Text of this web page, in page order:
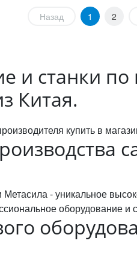
Назад 1 2
и станки
Китая.
купить в
- уникальное
оборудование и